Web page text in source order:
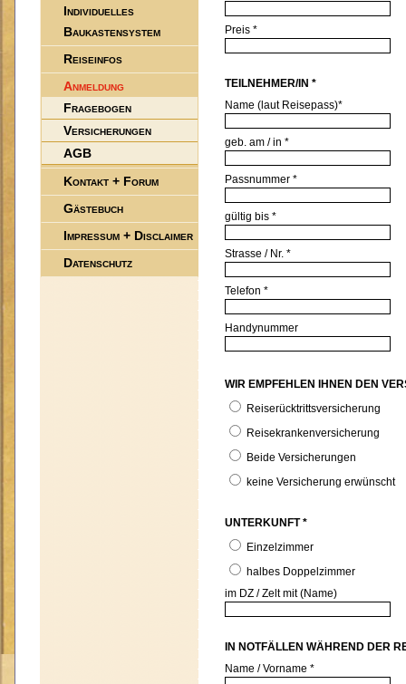
Preis *
TEILNEHMER/IN *
Name (laut Reisepass)*
geb. am / in *
Passnummer *
gültig bis *
Strasse / Nr. *
Telefon *
Handynummer
WIR EMPFEHLEN
Reiserücktrittsversicherung
Reisekrankenversicherung
Beide Versicherungen
keine Versicherung erwünscht
UNTERKUNFT *
Einzelzimmer
halbes Doppelzimmer
im DZ / Zelt mit (Name)
IN
Name / Vorname *
Individuelles
Baukastensystem
Reiseinfos
Anmeldung
Fragebogen
Versicherungen
AGB
Kontakt + Forum
Gästebuch
Impressum + Disclaimer
Datenschutz